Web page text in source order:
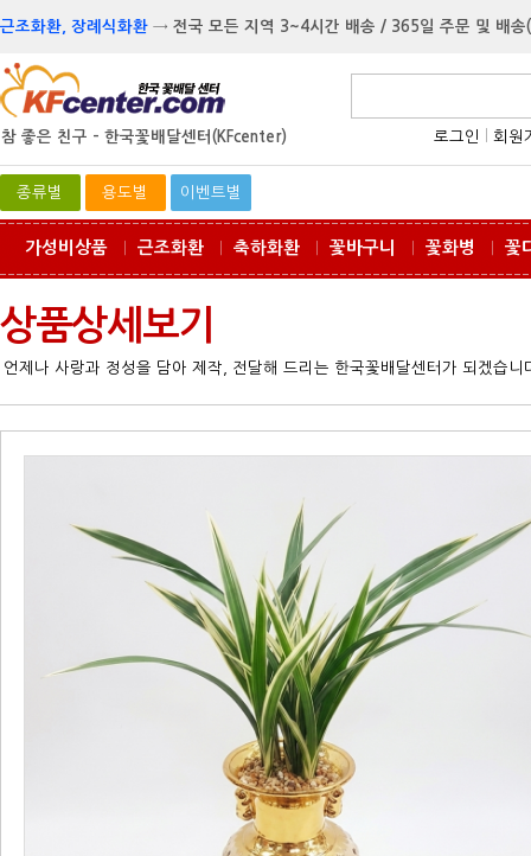
근조화환, 장례식화환 → 전국 모든 지역 3~4시간 배송 / 365일 주문 및 배
참 좋은 친구 - 한국꽃배달센터(KFcenter) 로그인 회원
종류별 용도별 이벤트별
가성비상품 근조화환 축하화환 꽃바구니 꽃화병 꽃
상품상세보기
언제나 사랑과 정성을 담아 제작, 전달해 드리는 한국꽃배달센터가 되겠습니